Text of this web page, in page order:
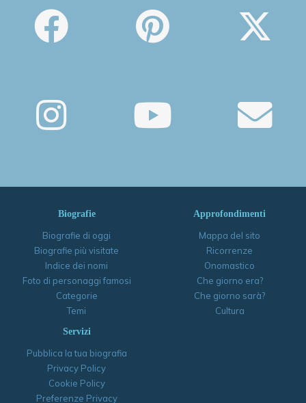
Biografie
Biografie di oggi
Biografie più visitate
Indice dei nomi
Foto di personaggi famosi
Categorie
Temi
Approfondimenti
Mappa del sito
Ricorrenze
Onomastico
Che giorno era?
Che giorno sarà?
Cultura
Servizi
Pubblica la tua biografia
Privacy Policy
Cookie Policy
Preferenze Privacy